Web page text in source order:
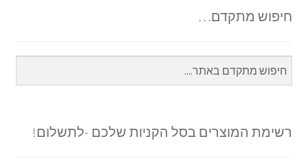
חיפוש מתקדם…
רשימת המוצרים בסל הקניות שלכם -לתשלום!